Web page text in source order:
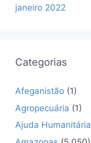
janeiro 2022
Categorias
Afeganistão (1)
Agropecuária (1)
Ajuda Humanitária